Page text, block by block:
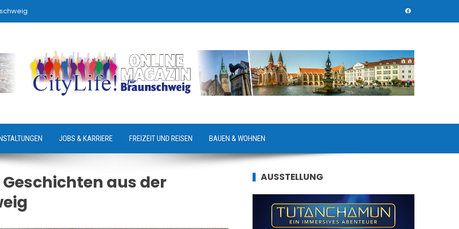
JOBS & KARRIERE FREIZEIT UND REISEN BAUEN & WOHNEN
aus der
AUSSTELLUNG